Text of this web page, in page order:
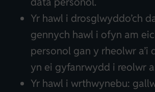
Yr hawl i drosglwyddo’ch
gennych hawl i ofyn am
personol gan y rheolwr a’i
yn ei gyfanrwydd i reolwr
Yr hawl i wrthwynebu: